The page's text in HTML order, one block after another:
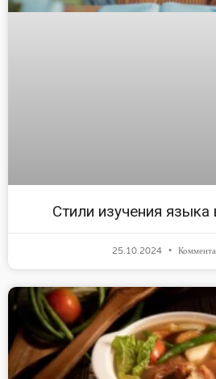
Стили изучения языка
25.10.2024